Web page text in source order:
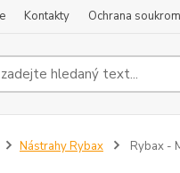
Kontakty Ochrana
Nástrahy Rybax Rybax -